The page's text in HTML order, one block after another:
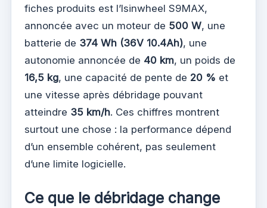
fiches produits est l’Isinwheel S9MAX,
annoncée avec un moteur de 500 W, une
batterie de 374 Wh (36V 10.4Ah), une
autonomie annoncée de 40 km, un poids de
16,5 kg, une capacité de pente de 20 % et
une vitesse après débridage pouvant
atteindre 35 km/h. Ces chiffres montrent
surtout une chose : la performance dépend
d’un ensemble cohérent, pas seulement
d’une limite logicielle.
Ce que le débridage change